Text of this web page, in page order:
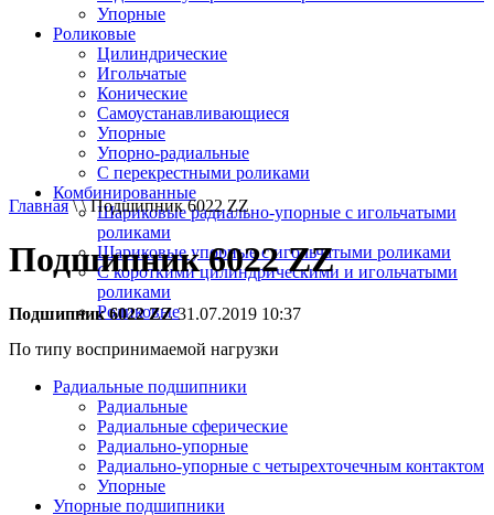
Упорные
Роликовые
Цилиндрические
Игольчатые
Конические
Самоустанавливающиеся
Упорные
Упорно-радиальные
C перекрестными роликами
Комбинированные
Шариковые радиально-упорные с игольчатыми
роликами
Шариковые упорные с игольчатыми роликами
С короткими цилиндрическими и игольчатыми
роликами
Роликовые
По типу воспринимаемой нагрузки
Радиальные подшипники
Радиальные
Радиальные сферические
Радиально-упорные
Радиально-упорные с четырехточечным контактом
Упорные
Упорные подшипники
Главная\ \ Подшипник 6022 ZZ
Подшипник 6022 ZZ
Подшипник 6022 ZZ31.07.2019 10:37